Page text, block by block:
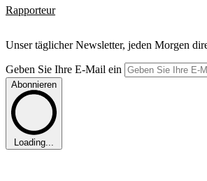
Rapporteur
Unser täglicher Newsletter, jeden Morgen
Geben Sie Ihre E-Mail ein
Abonnieren
Loading...